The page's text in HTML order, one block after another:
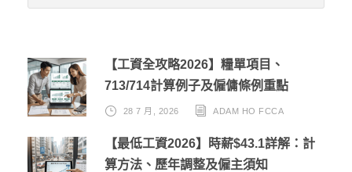
【工資全攻略2026】糧單項目、
713/714計算例子及僱傭條例重點
28 7 月, 2026 ADAM HO FCCA
【最低工資2026】時薪$43.1詳解：計
算方法、歷年調整及僱主須知